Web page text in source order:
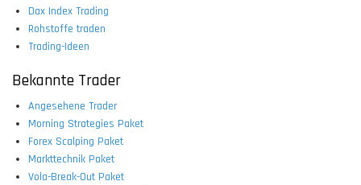
Dax Index Trading
Rohstoffe traden
Trading-Ideen
Bekannte Trader
Angesehene Trader
Morning Strategies Paket
Forex Scalping Paket
Markttechnik Paket
Vola-Break-Out Paket